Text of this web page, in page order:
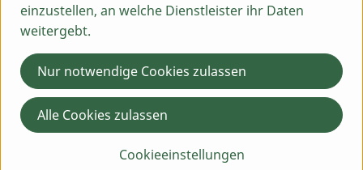
Herkunft
Deutschland
Du hast eine Frage? Wir helfen dir gern:
einzustellen, an welche Dienstleister ihr Daten
weitergebt.
Cookieeinstellungen
Nur notwendige Cookies zulassen
Alle Cookies zulassen